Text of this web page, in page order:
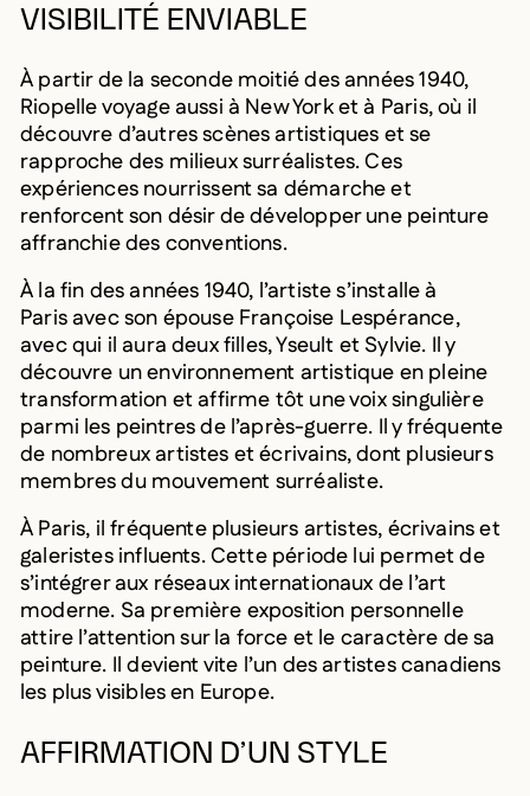
VISIBILITÉ ENVIABLE
À partir de la seconde moitié des années 1940,
Riopelle voyage aussi à New York et à Paris, où il
découvre d’autres scènes artistiques et se
rapproche des milieux surréalistes. Ces
expériences nourrissent sa démarche et
renforcent son désir de développer une peinture
affranchie des conventions.
À la fin des années 1940, l’artiste s’installe à
Paris avec son épouse Françoise Lespérance,
avec qui il aura deux filles, Yseult et Sylvie. Il y
découvre un environnement artistique en pleine
transformation et affirme tôt une voix singulière
parmi les peintres de l’après-guerre. Il y fréquente
de nombreux artistes et écrivains, dont plusieurs
membres du mouvement surréaliste.
À Paris, il fréquente plusieurs artistes, écrivains et
galeristes influents. Cette période lui permet de
s’intégrer aux réseaux internationaux de l’art
moderne. Sa première exposition personnelle
attire l’attention sur la force et le caractère de sa
peinture. Il devient vite l’un des artistes canadiens
les plus visibles en Europe.
AFFIRMATION D’UN STYLE